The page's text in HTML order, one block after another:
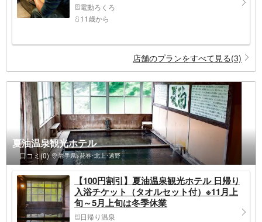
電動ろくろ
11歳から
店舗のプランをすべて見る(3)
夏油温泉観光ホテル
口コミ(0) 岩手県>花巻･北上･遠野
【100円割引】夏油温泉観光ホテル 日帰り
入浴チケット（タオルセット付）※11月上
旬～5月上旬は冬季休業
日帰り温泉